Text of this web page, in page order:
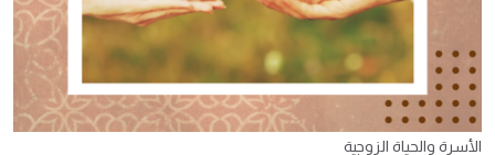
الأسرة والحياة الزوجية